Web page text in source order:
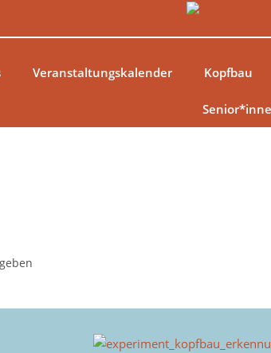
Veranstaltungskalender Kopfbau